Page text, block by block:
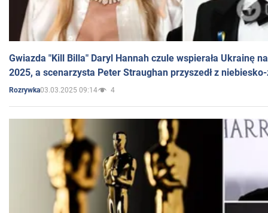
Gwiazda "Kill Billa" Daryl Hannah czule wspierała Ukrainę
2025, a scenarzysta Peter Straughan przyszedł z
Rozrywka03.03.2025 09:14 4